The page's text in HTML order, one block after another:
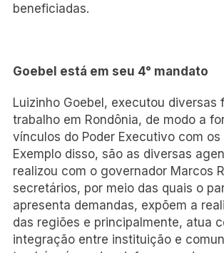
beneficiadas.
Goebel está em seu 4° mandato
Luizinho Goebel, executou diversas
trabalho em Rondônia, de modo a
vínculos do Poder Executivo com os
Exemplo disso, são as diversas
realizou com o governador Marcos
secretários, por meio das quais o
apresenta demandas, expõem a
das regiões e principalmente, atua
integração entre instituição e